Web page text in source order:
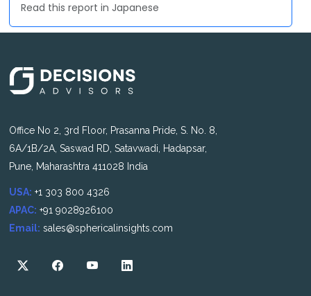
Read this report in Japanese
Office No 2, 3rd Floor, Prasanna Pride, S. No. 8,
6A/1B/2A, Saswad RD, Satavwadi, Hadapsar,
Pune, Maharashtra 411028 India
USA: +1 303 800 4326
APAC: +91 9028926100
Email: sales@sphericalinsights.com